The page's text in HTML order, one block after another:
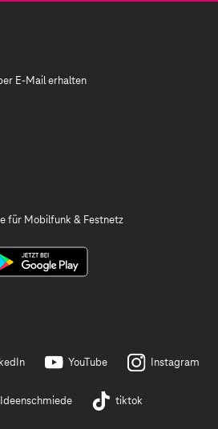
E-Mail erhalten
für Mobilfunk & Festnetz
YouTube Instagram
Ideenschmiede tiktok